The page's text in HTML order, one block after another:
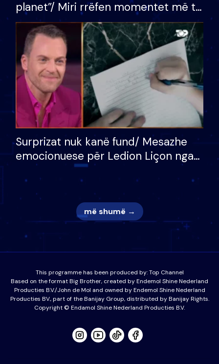
planet”/ Miri rrëfen momentet më të
bukura në shtëpinë e BB VIP: Do më
mungojë zilja e mëngjesit kur…
Surprizat nuk kanë fund/ Mesazhe
emocionuese për Ledion Liçon nga
nëna dhe fëmijët e tij, moderatori
nuk i mban dot lotët: Nuk meritoj…
më shumë →
This programme has been produced by:Top Channel
Based on the format Big Brother, created by Endemol Shine Nederland
Producties B.V./John de Mol and owned by Endemol Shine Nederland
Producties BV., part of the Banijay Group, distributed by Banijay Rights.
Copyright © Endamol Shine Nederland Producties B.V.